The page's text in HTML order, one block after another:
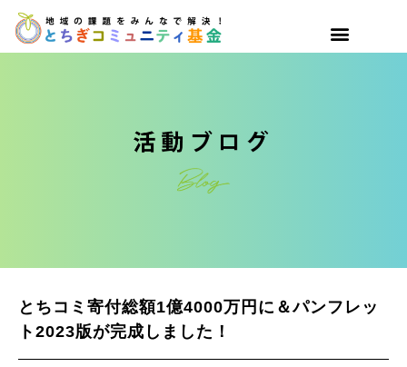
とちコミ寄付総額1億4000万円に＆パンフレッ
ト2023版が完成しました！